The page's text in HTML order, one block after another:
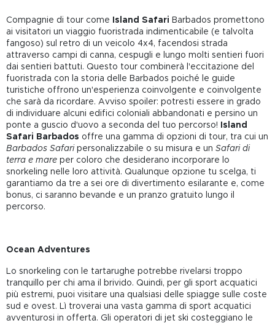
Compagnie di tour come Island Safari Barbados promettono
ai visitatori un viaggio fuoristrada indimenticabile (e talvolta
fangoso) sul retro di un veicolo 4x4, facendosi strada
attraverso campi di canna, cespugli e lungo molti sentieri fuori
dai sentieri battuti. Questo tour combinerà l'eccitazione del
fuoristrada con la storia delle Barbados poiché le guide
turistiche offrono un'esperienza coinvolgente e coinvolgente
che sarà da ricordare. Avviso spoiler: potresti essere in grado
di individuare alcuni edifici coloniali abbandonati e persino un
ponte a guscio d'uovo a seconda del tuo percorso!
Island
Safari Barbados offre una gamma di opzioni di tour, tra cui un
Barbados Safari personalizzabile o su misura e un Safari di
terra e mare per coloro che desiderano incorporare lo
snorkeling nelle loro attività. Qualunque opzione tu scelga, ti
garantiamo da tre a sei ore di divertimento esilarante e, come
bonus, ci saranno bevande e un pranzo gratuito lungo il
percorso.
Ocean Adventures
Lo snorkeling con le tartarughe potrebbe rivelarsi troppo
tranquillo per chi ama il brivido. Quindi, per gli sport acquatici
più estremi, puoi visitare una qualsiasi delle spiagge sulle coste
sud e ovest. Lì troverai una vasta gamma di sport acquatici
avventurosi in offerta. Gli operatori di jet ski costeggiano le